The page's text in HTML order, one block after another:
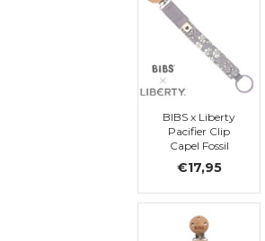
BIBS x Liberty
Pacifier Clip
Capel Fossil
Grey
€17,95